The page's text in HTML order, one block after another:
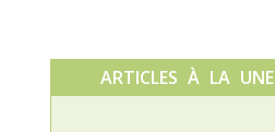
ARTICLES À LA UNE